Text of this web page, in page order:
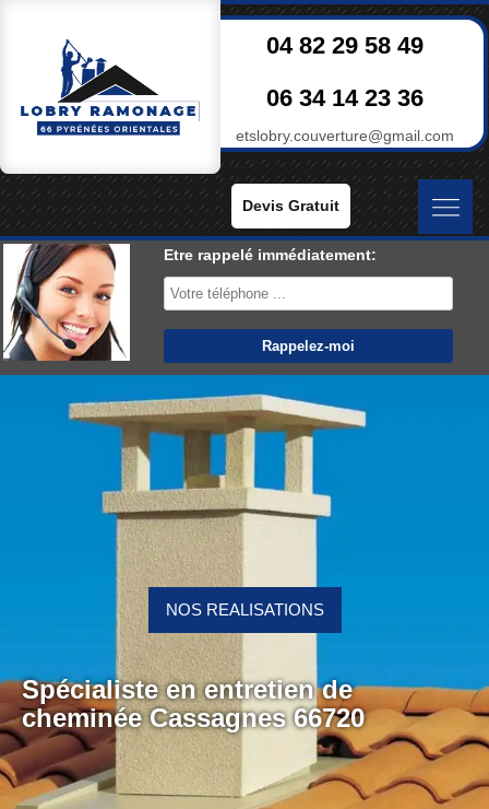
04 82 29 58 49
06 34 14 23 36
etslobry.couverture@gmail.com
Devis Gratuit
Etre rappelé immédiatement:
Spécialiste en entretien de
cheminée Cassagnes 66720
NOS REALISATIONS